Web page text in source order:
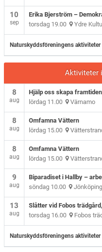
10
sep
Erika Bjerström –
torsdag 19.00 Ydre
Naturskyddsföreningens aktiviteter
Aktiviteter
8
aug
Hjälp oss skapa
lördag 11.00 Värnamo
8
aug
Omfamna Vättern
lördag 15.00
8
aug
Omfamna Vättern
lördag 15.00
9
aug
Biparadiset i Hallby –
söndag 10.00 Jönköping
13
aug
Slåtter vid Fobos
torsdag 16.00 Fobos
Naturskyddsföreningens aktiviteter